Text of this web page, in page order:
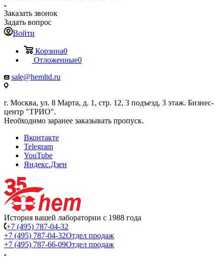
Заказать звонок
Задать вопрос
Войти
Корзина0
Отложенные0
sale@hemltd.ru
г. Москва, ул. 8 Марта, д. 1, стр. 12, 3 подъезд, 3 этаж. Бизнес-
центр "ТРИО".
Необходимо заранее заказывать пропуск.
Вконтакте
Telegram
YouTube
Яндекс.Дзен
История вашей лаборатории с 1988 года
+7 (495) 787-04-32
+7 (495) 787-04-32Отдел продаж
+7 (495) 787-66-09Отдел продаж